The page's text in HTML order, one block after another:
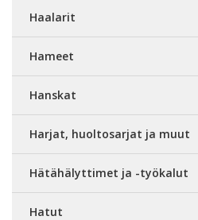
Haalarit
Hameet
Hanskat
Harjat, huoltosarjat ja muut
Hätähälyttimet ja -työkalut
Hatut